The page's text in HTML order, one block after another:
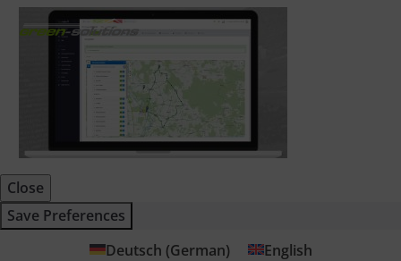
Close
Save Preferences
Deutsch (German)
English